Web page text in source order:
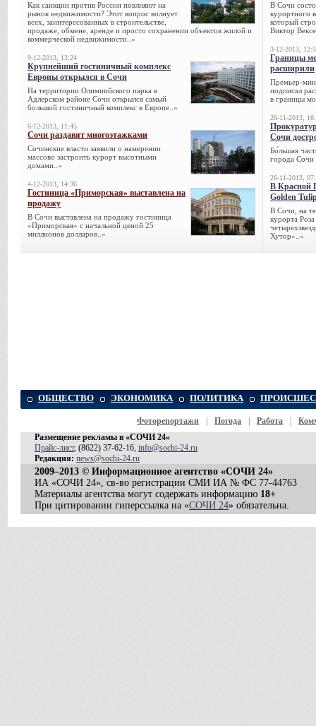
Как санкции против России повлияют на
рынок недвижимости? Этот вопрос волнует
всех, заинтересованных в строительстве,
продаже, обмене, аренде и просто сохранении объектов жилой и
коммерческой недвижимости..»
9-12-2013, 13:24
Крупнейший гостиничный комплекс
Европы открылся в Сочи
На территории Олимпийского парка в
Адлерском районе Сочи открылся самый
большой гостиничный комплекс в Европе..»
6-12-2013, 11:45
Сочи раздавят многоэтажками
Сочинские власти заявили о намерении
массово застроить курорт высотными
домами..»
4-12-2013, 14:36
Гостиница «Приморская» выставлена на
продажу
В Сочи выставлена на продажу гостиница
«Приморская» с начальной ценой 25
миллионов долларов..»
В Сочи
курортного
который
Виктор
3-12-2013,
Границы
расширили
Премьер-
подписал
в границы
26-11-2013,
Сочи
Бо́льшая
города Сочи
26-11-2013,
В Красной
Golden
В Сочи, на
курорта
Хутор»..»
ОБЩЕСТВО ЭКОНОМИКА ПОЛИТИКА
Фоторепортажи Погода Работа
Размещение рекламы в «СОЧИ 24»
Прайс-лист, (8622) 37-62-16, info@sochi-24.ru
Редакция: news@sochi-24.ru
2009–2013 © Информационное агентство «СОЧИ 24»
ИА «СОЧИ 24», св-во регистрации СМИ ИА № ФС 77-44763
Материалы агентства могут содержать информацию 18+
При цитировании гиперссылка на «СОЧИ 24» обязательна.